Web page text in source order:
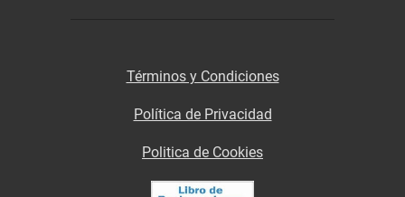
Términos y Condiciones
Política de Privacidad
Politica de Cookies